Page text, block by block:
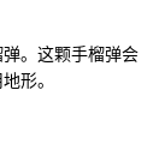
。这颗手榴弹会
形。